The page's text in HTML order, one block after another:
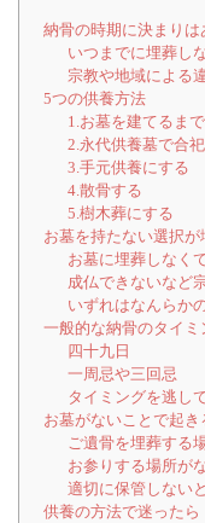
納骨の時期に決まり
いつまでに埋葬し
宗教や地域による
5つの供養方法
1.お墓を建てるま
2.永代供養墓で合
3.手元供養にする
4.散骨する
5.樹木葬にする
お墓を持たない選択
お墓に埋葬しなく
成仏できないなど
いずれはなんらか
一般的な納骨のタイミ
四十九日
一周忌や三回忌
タイミングを逃し
お墓がないことで起
ご遺骨を埋葬する
お参りする場所が
適切に保管しない
供養の方法で迷った